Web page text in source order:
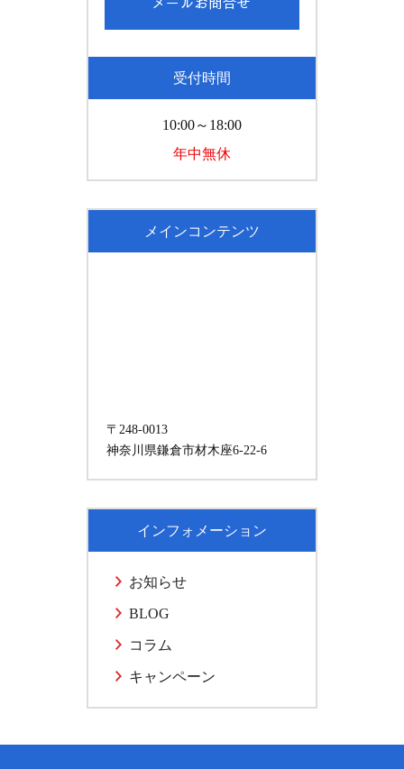
受付時間
10:00～18:00
年中無休
メインコンテンツ
〒248-0013
神奈川県鎌倉市材木座6-22-6
インフォメーション
お知らせ
BLOG
コラム
キャンペーン